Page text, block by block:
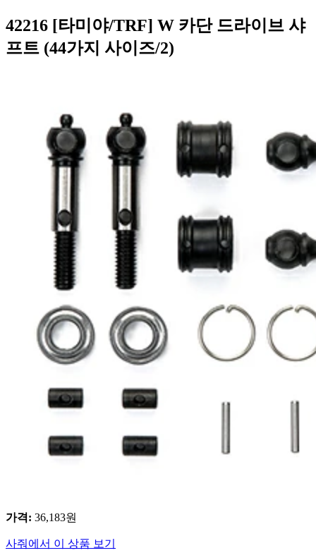
42216 [타미야/TRF] W 카단 드라이브 샤
프트 (44가지 사이즈/2)
가격: 36,183원
사줘에서 이 상품 보기